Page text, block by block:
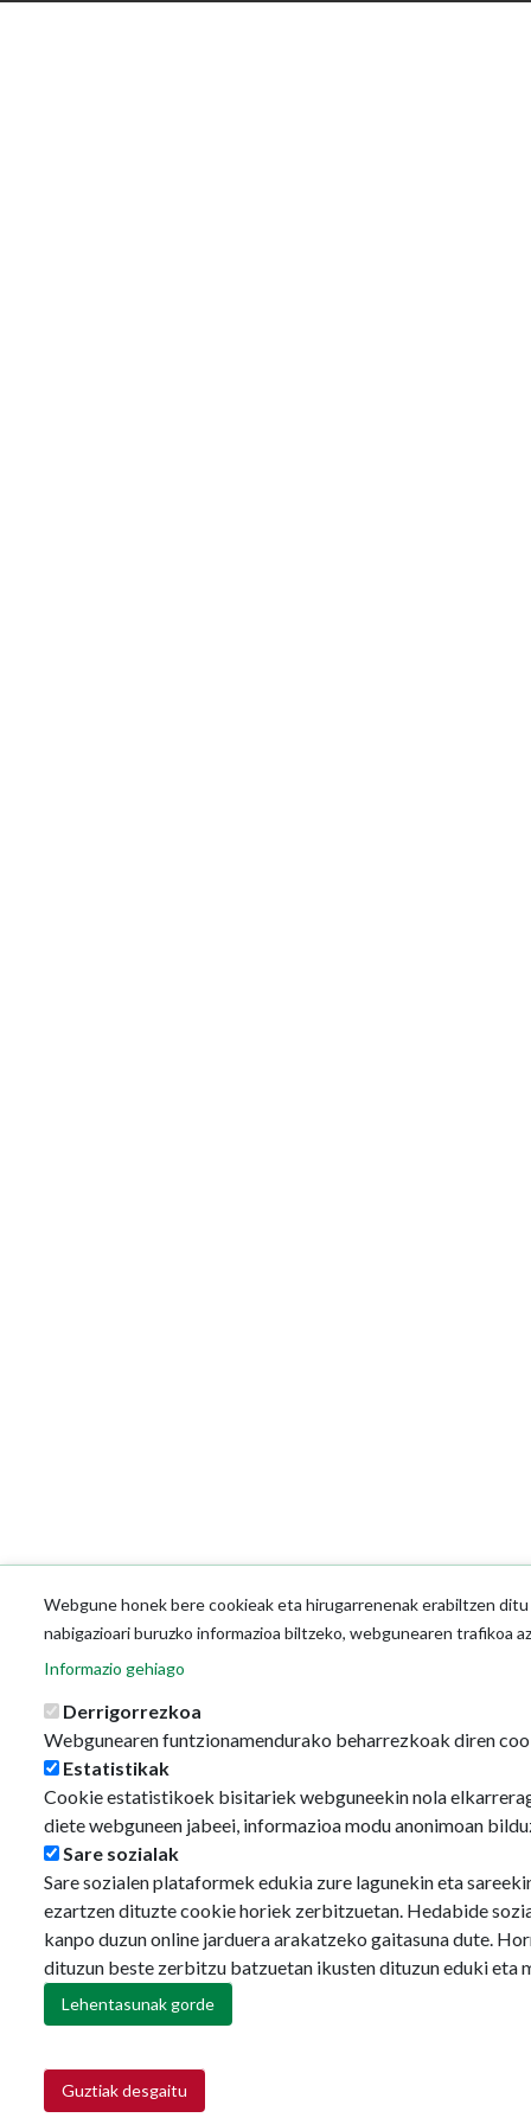
Webgune honek bere cookieak eta hirugarrenenak erabiltzen
nabigazioari buruzko informazioa biltzeko, webgunearen trafikoa
Informazio gehiago
Derrigorrezkoa
Webgunearen funtzionamendurako beharrezkoak diren
Estatistikak
Cookie estatistikoek bisitariek webguneekin nola
diete webguneen jabeei, informazioa modu anonimoan
Sare sozialak
Sare sozialen plataformek edukia zure lagunekin eta
ezartzen dituzte cookie horiek zerbitzuetan. Hedabide
kanpo duzun online jarduera arakatzeko gaitasuna dute.
dituzun beste zerbitzu batzuetan ikusten dituzun eduki eta
Lehentasunak gorde
Guztiak desgaitu
Retirar consentimiento